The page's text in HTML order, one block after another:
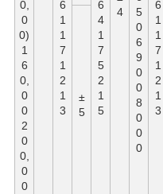
0,
0
0)
1
6
0,
0
0
2
0
0,
0
0
6
1
1
7
1
2
1
3
6
4
1
7
5
2
1
5
4
5
0
6
9
0
0
8
0
0
0
6
1
1
7
1
2
1
3
±
5